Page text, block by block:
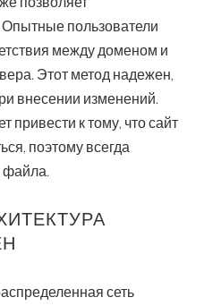
пользователи
между доменом и
Этот метод надежен,
внесении изменений.
привести к тому, что сайт
поэтому всегда
файла.
сеть